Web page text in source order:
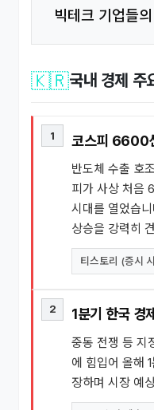
빅테크 기업들
🇰🇷국내 경제 주
1 코스피 6600
반도체 수출 호
피가 사상 처음
시대를 열었습
상승을 강력히
티스토리 (증시
2 1분기 한국 경
중동 전쟁 등 지
에 힘입어 올해
장하며 시장 예